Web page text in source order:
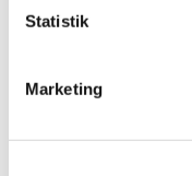
Statistik
Marketing
kliniske forsøg
den europæiske
fremover at